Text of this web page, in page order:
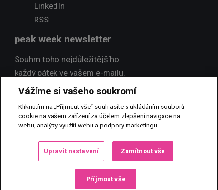
LinkedIn
RSS
peak week newsletter
Souhrn toho nejdůležitějšího
každý pátek ve vašem e-mailu.
převzetí, šíření či dalšího zpřístupňování článků a fotografií je bez
písemného souhlasu PEAK NEWS MEDIA, s.r.o. zakázáno.
Vážíme si vašeho soukromí
Kliknutím na „Příjmout vše“ souhlasíte s ukládáním souborů
cookie na vašem zařízení za účelem zlepšení navigace na
webu, analýzy využití webu a podpory marketingu.
Upravit nastavení Zamítnout vše
Příjmout vše